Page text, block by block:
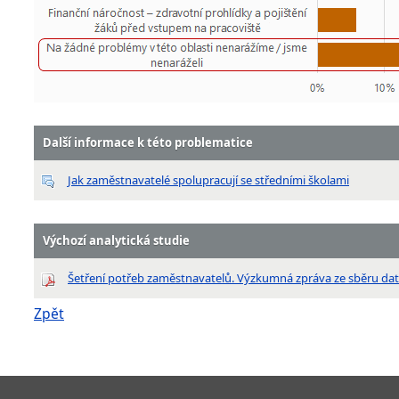
Další informace k této problematice
Jak zaměstnavatelé spolupracují se středními školami
Výchozí analytická studie
Šetření potřeb zaměstnavatelů. Výzkumná zpráva ze sběru
Zpět